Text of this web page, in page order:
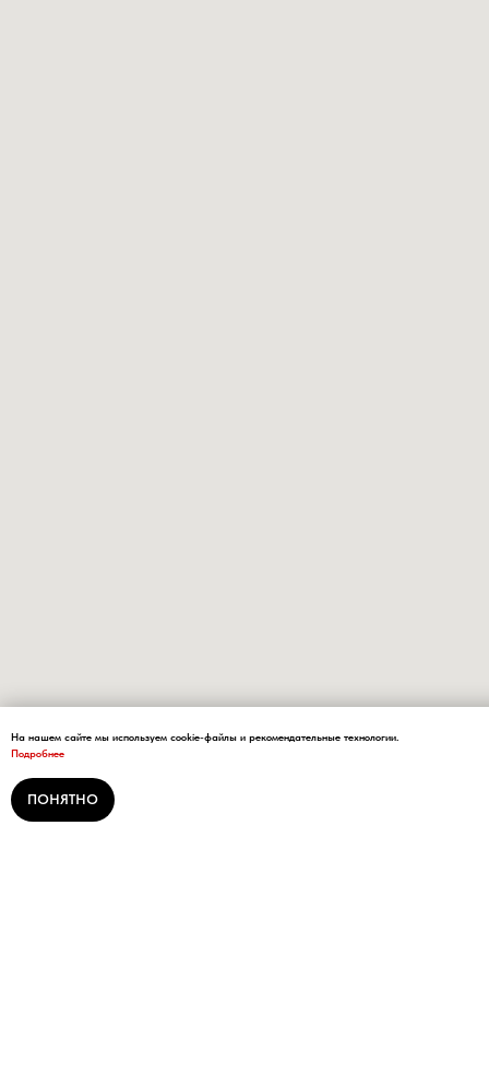
На нашем сайте мы используем cookie-файлы и рекомендательные технологии.
Подробнее
ПОНЯТНО